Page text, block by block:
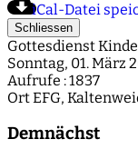
iCal-Datei
Schliessen
Gottesdienst
Sonntag, 01. März
Aufrufe : 1837
OrtEFG,
Demnächst